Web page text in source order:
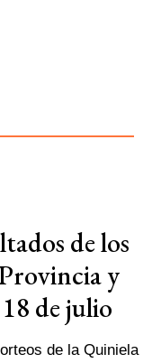
de los
y
18 de julio
de la Quiniela